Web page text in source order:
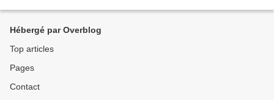
Hébergé par Overblog
Top articles
Pages
Contact